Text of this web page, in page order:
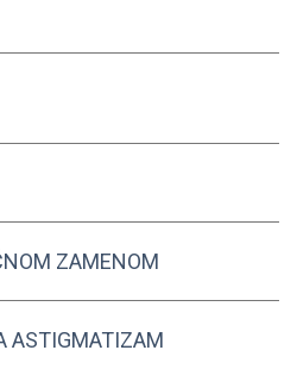
ZAMENOM
ASTIGMATIZAM